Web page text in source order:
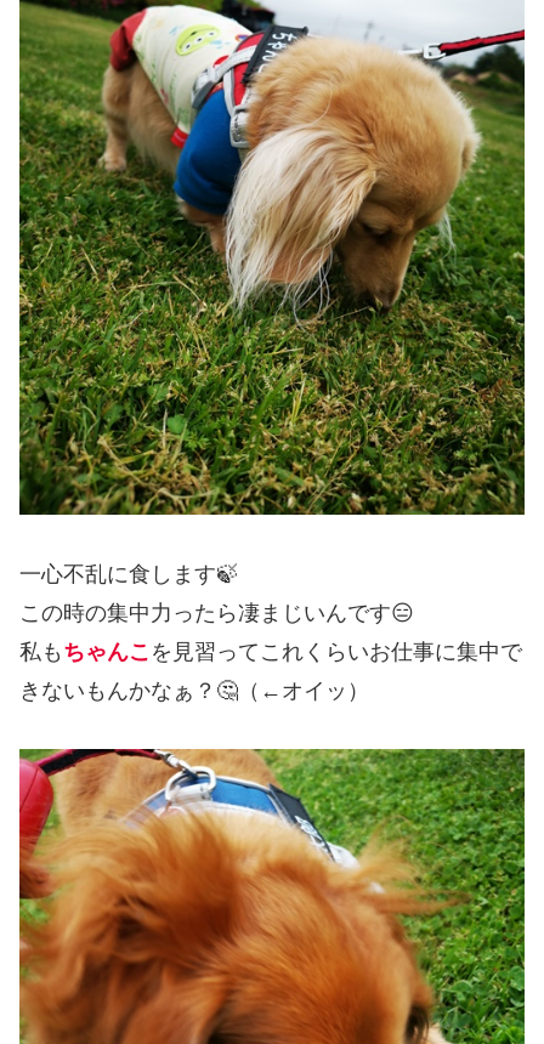
一心不乱に食します🍃
この時の集中力ったら凄まじいんです😑
私も ちゃんこ を見習ってこれくらいお仕事に集中で
きないもんかなぁ？🤔（←オイッ）